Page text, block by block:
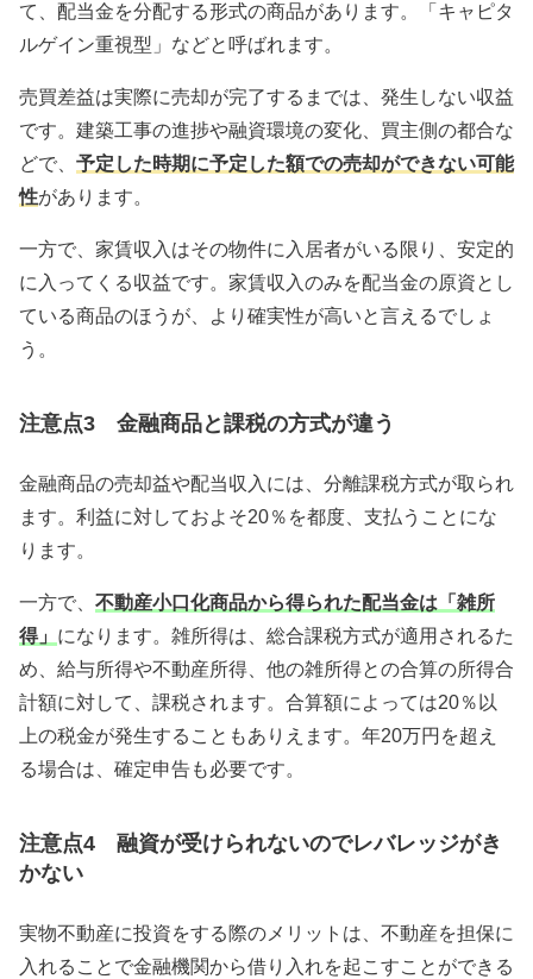
て、配当金を分配する形式の商品があります。「キャピタ
ルゲイン重視型」などと呼ばれます。
売買差益は実際に売却が完了するまでは、発生しない収益
です。建築工事の進捗や融資環境の変化、買主側の都合な
どで、 予定した時期に予定した額での売却ができない可能
性があります。
一方で、家賃収入はその物件に入居者がいる限り、安定的
に入ってくる収益です。家賃収入のみを配当金の原資とし
ている商品のほうが、より確実性が高いと言えるでしょ
う。
注意点3 金融商品と課税の方式が違う
金融商品の売却益や配当収入には、分離課税方式が取られ
ます。利益に対しておよそ20％を都度、支払うことにな
ります。
一方で、 不動産小口化商品から得られた配当金は「雑所
得」 になります。雑所得は、総合課税方式が適用されるた
め、給与所得や不動産所得、他の雑所得との合算の所得合
計額に対して、課税されます。合算額によっては20％以
上の税金が発生することもありえます。年20万円を超え
る場合は、確定申告も必要です。
注意点4 融資が受けられないのでレバレッジがき
かない
実物不動産に投資をする際のメリットは、不動産を担保に
入れることで金融機関から借り入れを起こすことができる